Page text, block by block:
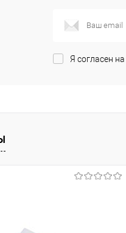
Я согласен на